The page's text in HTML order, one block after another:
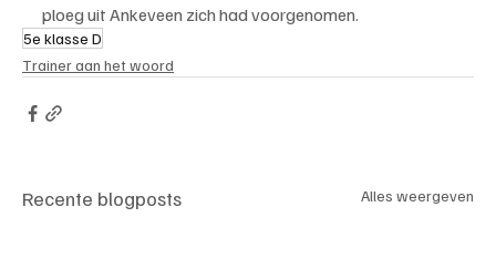
ploeg uit Ankeveen zich had voorgenomen.
5e klasse D
Trainer aan het woord
Recente blogposts Alles weergeven